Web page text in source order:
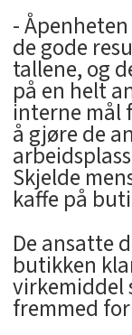
-
de gode
tallene, og
på en helt
interne mål
å gjøre de
Skjelde
kaffe på
De ansatte
butikken
virkemiddel
fremmed